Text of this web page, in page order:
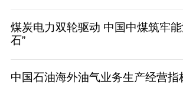
煤炭电力双轮驱动 中国中煤筑牢
石”
中国石油海外油气业务生产经营指